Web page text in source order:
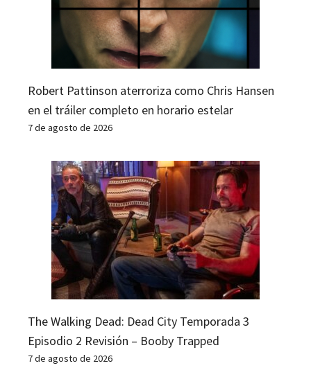
Robert Pattinson aterroriza como Chris Hansen
en el tráiler completo en horario estelar
7 de agosto de 2026
The Walking Dead: Dead City Temporada 3
Episodio 2 Revisión – Booby Trapped
7 de agosto de 2026